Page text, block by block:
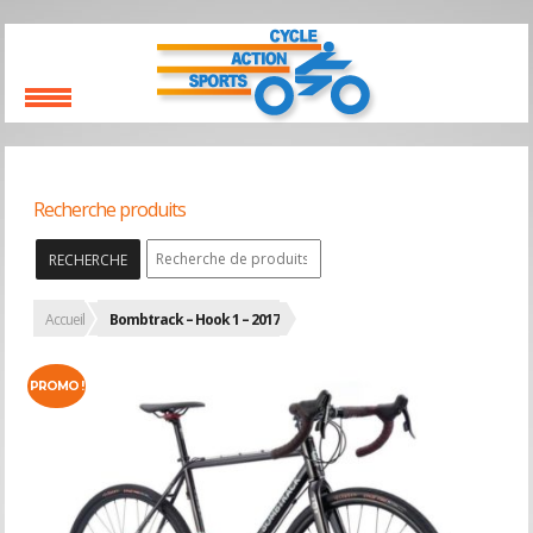
Recherche produits
RECHERCHE
Accueil Bombtrack – Hook 1 – 2017
PROMO !